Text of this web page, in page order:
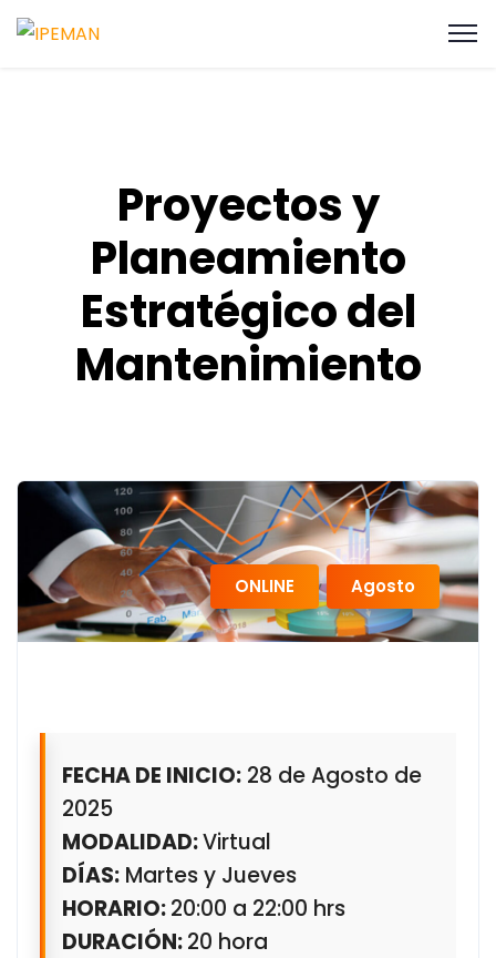
Proyectos y
Planeamiento
Estratégico del
Mantenimiento
ONLINE , Agosto
FECHA DE INICIO: 28 de Agosto de
2025
MODALIDAD:Virtual
DÍAS: Martes y Jueves
HORARIO:20:00 a 22:00 hrs
DURACIÓN:20 hora